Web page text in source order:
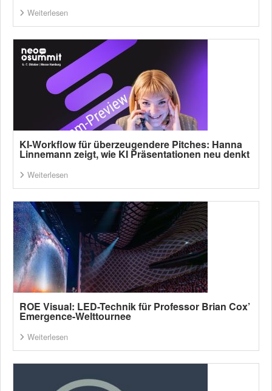
Weiterlesen
KI-Workflow für überzeugendere Pitches: Hanna
Linnemann zeigt, wie KI Präsentationen neu denkt
Weiterlesen
ROE Visual: LED-Technik für Professor Brian Cox’
Emergence-Welttournee
Weiterlesen